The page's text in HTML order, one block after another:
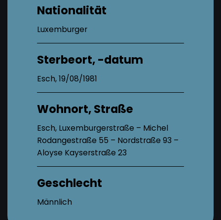
Nationalität
Luxemburger
Sterbeort, -datum
Esch, 19/08/1981
Wohnort, Straße
Esch, Luxemburgerstraße – Michel
Rodangestraße 55 – Nordstraße 93 –
Aloyse Kayserstraße 23
Geschlecht
Männlich